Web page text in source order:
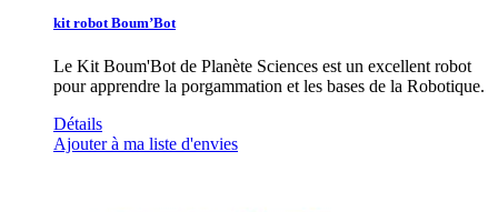
kit robot Boum’Bot
Le Kit Boum'Bot de Planète Sciences est un excellent robot
pour apprendre la porgammation et les bases de la Robotique.
Détails
Ajouter à ma liste d'envies